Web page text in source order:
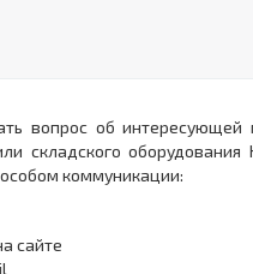
вопрос об интересующей
складского оборудования
коммуникации:
сайте